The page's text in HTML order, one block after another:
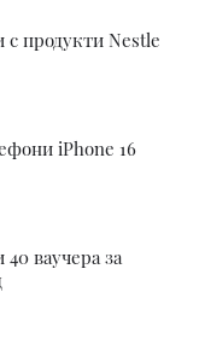
продукти Nestle
iPhone 16
ваучера за